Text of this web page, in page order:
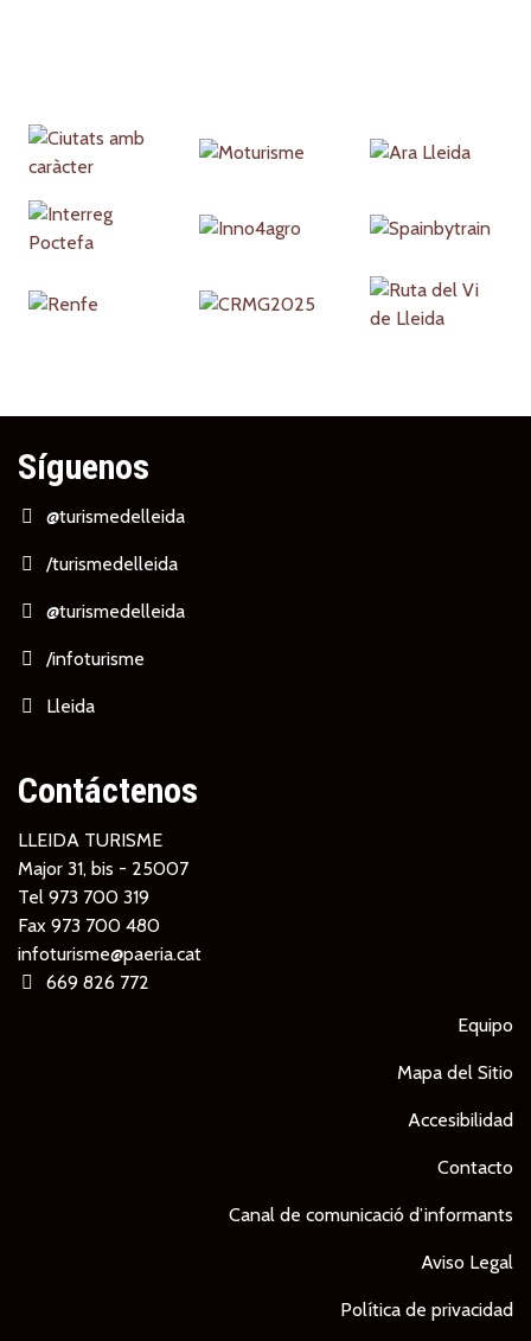
Partners
Síguenos
@turismedelleida
/turismedelleida
@turismedelleida
/infoturisme
Lleida
Contáctenos
LLEIDA TURISME
Major 31, bis - 25007
Tel 973 700 319
Fax 973 700 480
infoturisme@paeria.cat
669 826 772
Equipo
Mapa del Sitio
Accesibilidad
Contacto
Canal de comunicació d’informants
Aviso Legal
Política de privacidad